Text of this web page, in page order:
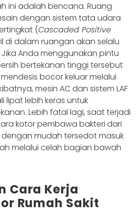
ini adalah bencana. Ruang
dengan sistem tata udara
(Cascaded Positive
di dalam ruangan akan selalu
Anda menggunakan pintu
bertekanan tinggi tersebut
bocor keluar melalui
mesin AC dan sistem LAF
lipat lebih keras untuk
Lebih fatal lagi, saat terjadi
kotor pembawa bakteri dari
mudah tersedot masuk
melalui celah bagian bawah
Cara Kerja
Rumah Sakit